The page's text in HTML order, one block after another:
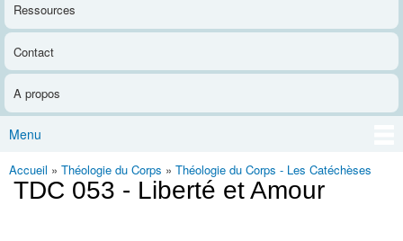
Ressources
Contact
A propos
Menu
Vous êtes ici
Accueil » Théologie du Corps » Théologie du Corps - Les Catéchèses
TDC 053 - Liberté et Amour